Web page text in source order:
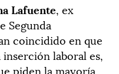
Lafuente, ex
Segunda
coincidido en que
laboral es,
piden la mayoría